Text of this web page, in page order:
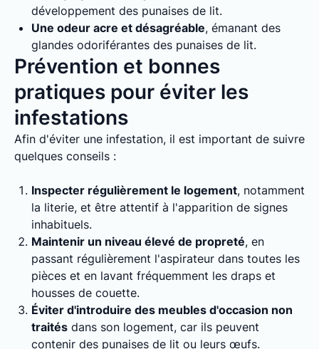
développement des punaises de lit.
Une odeur acre et désagréable, émanant des
glandes odoriférantes des punaises de lit.
Prévention et bonnes
pratiques pour éviter les
infestations
Afin d'éviter une infestation, il est important de suivre
quelques conseils :
Inspecter régulièrement le logement, notamment
la literie, et être attentif à l'apparition de signes
inhabituels.
Maintenir un niveau élevé de propreté, en
passant régulièrement l'aspirateur dans toutes les
pièces et en lavant fréquemment les draps et
housses de couette.
Éviter d'introduire des meubles d'occasion non
traités dans son logement, car ils peuvent
contenir des punaises de lit ou leurs œufs.